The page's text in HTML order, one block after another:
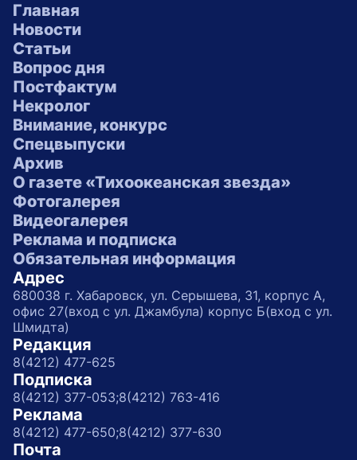
Главная
Новости
Статьи
Вопрос дня
Постфактум
Некролог
Внимание, конкурс
Спецвыпуски
Архив
О газете «Тихоокеанская звезда»
Фотогалерея
Видеогалерея
Реклама и подписка
Обязательная информация
Адрес
680038 г. Хабаровск, ул. Серышева, 31, корпус А,
офис 27(вход с ул. Джамбула) корпус Б(вход с ул.
Шмидта)
Редакция
8(4212) 477-625
Подписка
8(4212) 377-053;8(4212) 763-416
Реклама
8(4212) 477-650;8(4212) 377-630
Почта